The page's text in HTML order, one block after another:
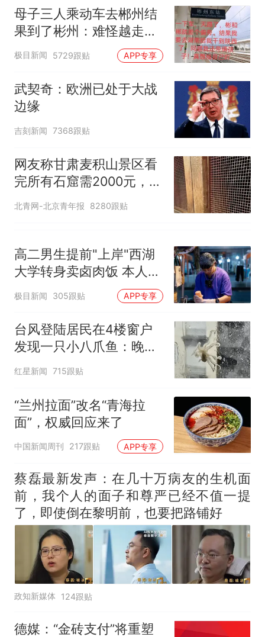
母瘫痪 轰-6J实力有多强？
泰州父亲的手写家书遗失30
年，网友淘到后寄给女儿：花
鸟市场搬了，但爱还在
网友称甘肃麦积山景区看完所
有石窟需2000元，景区：部分
石窟受特别保护，游客可按需
买
热
十多万人报名的考试，成绩
全部作废，公平么？
母子三人乘动车去郴州结
果到了彬州：难怪越走越
冷
极目新闻 5729跟贴 APP专享
武契奇：欧洲已处于大战
边缘
吉刻新闻 7368跟贴
网友称甘肃麦积山景区看
完所有石窟需2000元，景
区：部分石窟受特别保
北青网-北京青年报 8280跟贴
高二男生提前"上岸"西湖
大学转身卖卤肉饭 本人发
声
极目新闻 305跟贴 APP专享
台风登陆居民在4楼窗户
发现一只小八爪鱼：晚上
已吃掉
红星新闻 715跟贴
“兰州拉面”改名“青海拉
面”，权威回应来了
中国新闻周刊 217跟贴 APP专享
蔡磊最新发声：在几十万病友的生机面
前，我个人的面子和尊严已经不值一提
了，即使倒在黎明前，也要把路铺好
政知新媒体 124跟贴
德媒：“金砖支付”将重塑